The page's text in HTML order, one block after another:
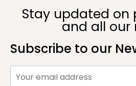
Stay updated on
and all our
Subscribe to our